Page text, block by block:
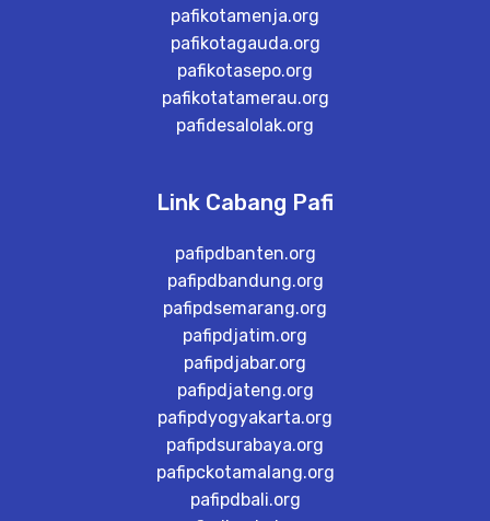
pafikotamenja.org
pafikotagauda.org
pafikotasepo.org
pafikotatamerau.org
pafidesalolak.org
Link Cabang Pafi
pafipdbanten.org
pafipdbandung.org
pafipdsemarang.org
pafipdjatim.org
pafipdjabar.org
pafipdjateng.org
pafipdyogyakarta.org
pafipdsurabaya.org
pafipckotamalang.org
pafipdbali.org